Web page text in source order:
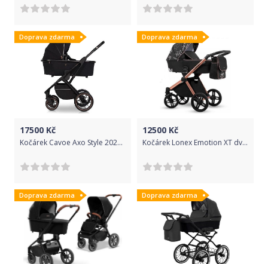
Doprava zdarma
17500 Kč
Kočárek Cavoe Axo Style 2022 dvojkombinace Meteorite
Doprava zdarma
12500 Kč
Kočárek Lonex Emotion XT dvojkombinace Print02
Doprava zdarma Doprava zdarma